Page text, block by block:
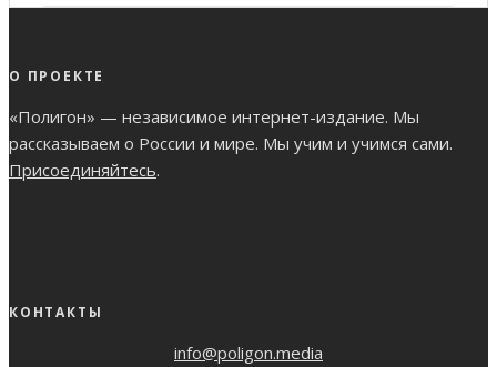
О ПРОЕКТЕ
«Полигон» — независимое интернет-издание. Мы
рассказываем о России и мире. Мы учим и учимся сами.
Присоединяйтесь.
КОНТАКТЫ
info@poligon.media